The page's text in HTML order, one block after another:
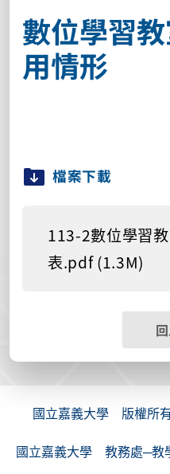
數位學習
用情形
檔案下載
113-2數位學習
表.pdf (1.3M)
國立嘉義大學 版權所
國立嘉義大學 教務處─